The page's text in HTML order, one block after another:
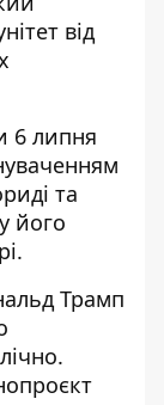
від
6 липня
та
його
Трамп
.